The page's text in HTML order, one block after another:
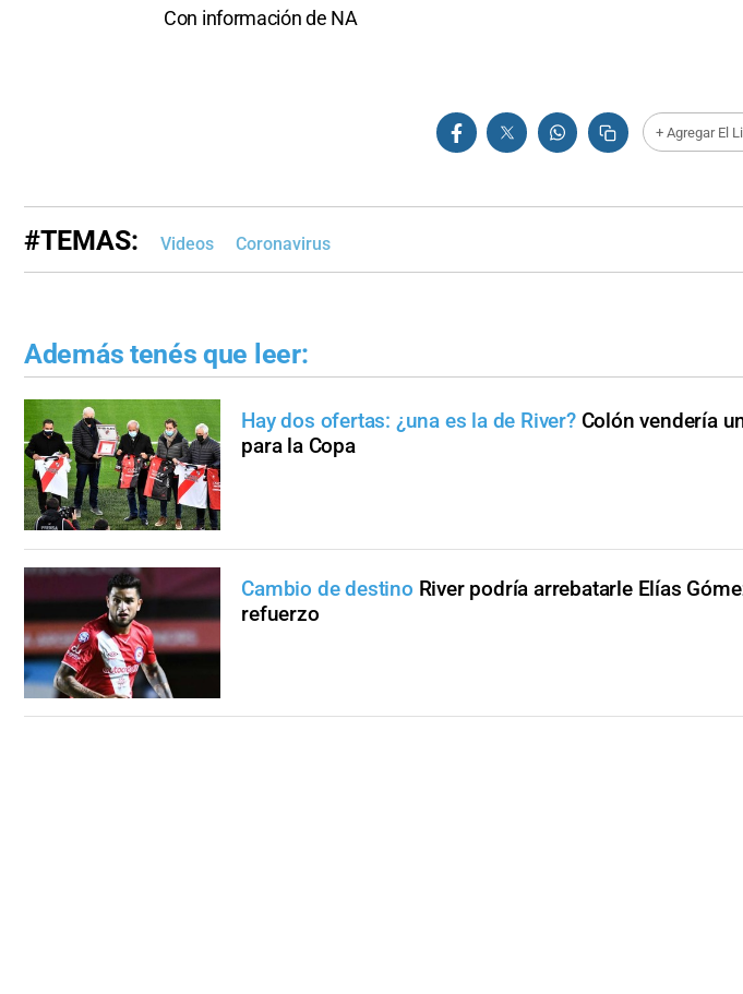
Con información de NA
+ Agregar El
#TEMAS: Videos Coronavirus
Además tenés que leer:
Hay dos ofertas: ¿una es la de River? Colón vendería
para la Copa
Cambio de destino River podría arrebatarle Elías
refuerzo